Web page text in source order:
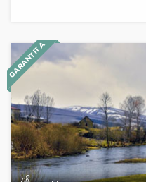
GARANTITA